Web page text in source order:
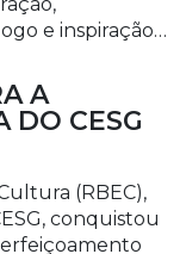
e inspiração…
A
DO CESG
(RBEC),
conquistou